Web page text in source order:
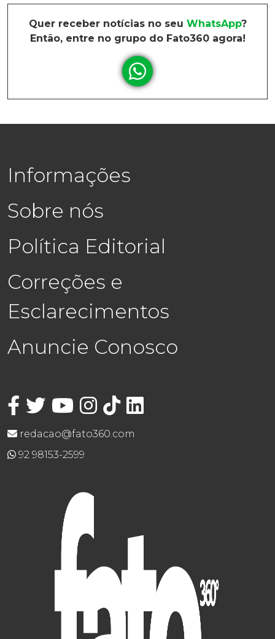
Quer receber notícias no seu WhatsApp?
Então, entre no grupo do Fato360 agora!
Informações
Sobre nós
Política Editorial
Correções e
Esclarecimentos
Anuncie Conosco
redacao@fato360.com
92 98153-2599